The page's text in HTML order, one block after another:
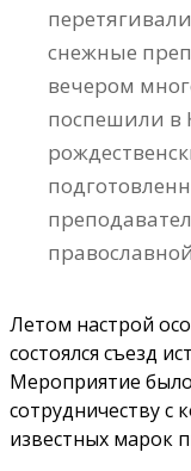
снежные
вечером
поспешили в
Летом настрой
состоялся съезд
Мероприятие
сотрудничеству
известных марок